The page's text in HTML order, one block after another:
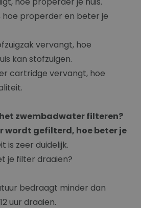
hoe properder en beter je
vervangt, hoe
kan stofzuigen.
cartridge vervangt, hoe
zwembadwater filteren?
wordt gefilterd, hoe beter je
is zeer duidelijk.
je filter draaien?
bedraagt minder dan
uur draaien.